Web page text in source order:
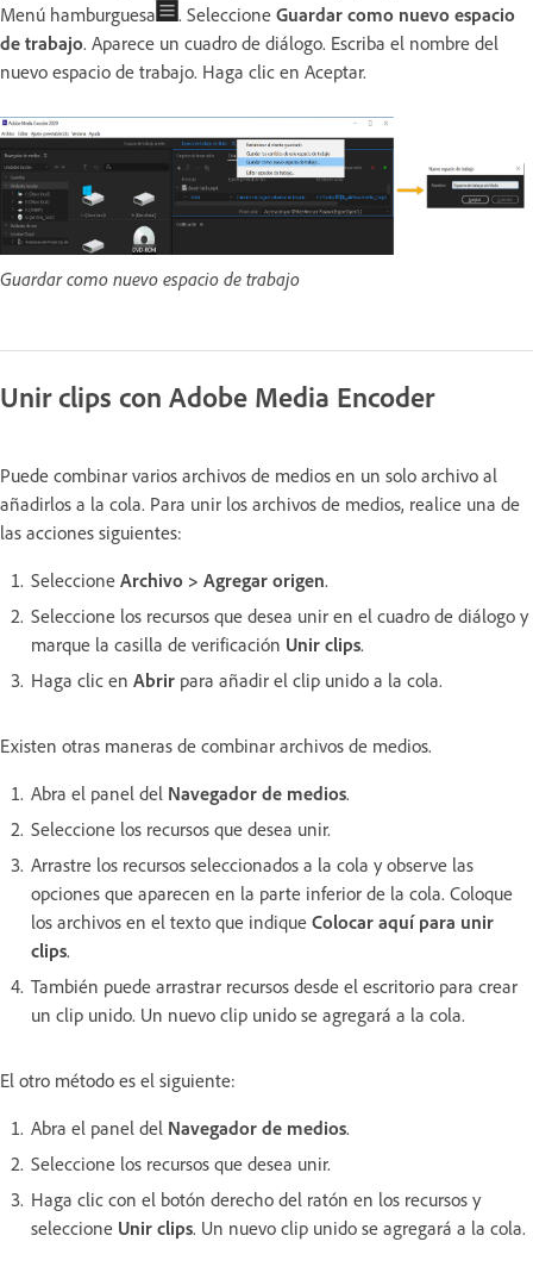
Menú hamburguesa
. Seleccione Guardar como nuevo espacio
de trabajo. Aparece un cuadro de diálogo. Escriba el nombre del
nuevo espacio de trabajo. Haga clic en Aceptar.
Guardar como nuevo espacio de trabajo
Unir clips con Adobe Media Encoder
Puede combinar varios archivos de medios en un solo archivo al
añadirlos a la cola. Para unir los archivos de medios, realice una de
las acciones siguientes:
Seleccione Archivo > Agregar origen.
Seleccione los recursos que desea unir en el cuadro de diálogo y
marque la casilla de verificación Unir clips.
Haga clic en Abrir para añadir el clip unido a la cola.
Existen otras maneras de combinar archivos de medios.
Abra el panel del Navegador de medios.
Seleccione los recursos que desea unir.
Arrastre los recursos seleccionados a la cola y observe las
opciones que aparecen en la parte inferior de la cola. Coloque
los archivos en el texto que indique Colocar aquí para unir
clips.
También puede arrastrar recursos desde el escritorio para crear
un clip unido. Un nuevo clip unido se agregará a la cola.
El otro método es el siguiente:
Abra el panel del Navegador de medios.
Seleccione los recursos que desea unir.
Haga clic con el botón derecho del ratón en los recursos y
seleccione Unir clips. Un nuevo clip unido se agregará a la cola.